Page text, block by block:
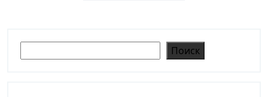
Поиск